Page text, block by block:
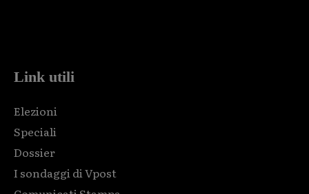
Link utili
Elezioni
Speciali
Dossier
I sondaggi di Vpost